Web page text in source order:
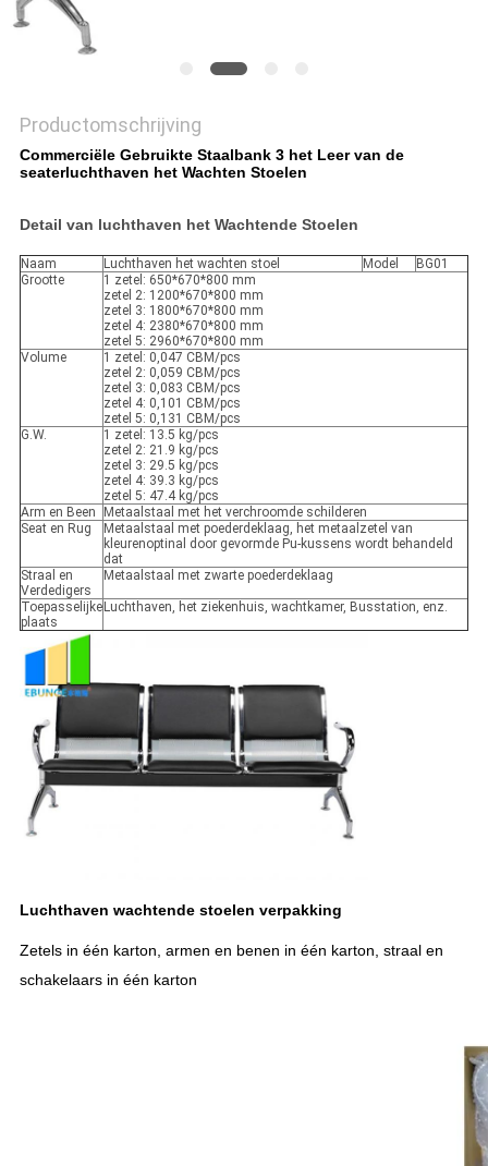
Productomschrijving
Commerciële Gebruikte Staalbank 3 het Leer van de
seaterluchthaven het Wachten Stoelen
Detail van luchthaven het Wachtende Stoelen
Naam Luchthaven het wachten stoel Model
BG01
Grootte
1 zetel: 650*670*800 mm
zetel 2: 1200*670*800 mm
zetel 3: 1800*670*800 mm
zetel 4: 2380*670*800 mm
zetel 5: 2960*670*800 mm
Volume
1 zetel: 0,047 CBM/pcs
zetel 2: 0,059 CBM/pcs
zetel 3: 0,083 CBM/pcs
zetel 4: 0,101 CBM/pcs
zetel 5: 0,131 CBM/pcs
G.W.
1 zetel: 13.5 kg/pcs
zetel 2: 21.9 kg/pcs
zetel 3: 29.5 kg/pcs
zetel 4: 39.3 kg/pcs
zetel 5: 47.4 kg/pcs
Arm en Been
Metaalstaal met het verchroomde schilderen
Seat en Rug
Metaalstaal met poederdeklaag, het metaalzetel van
kleurenoptinal door gevormde Pu-kussens wordt behandeld
dat
Straal en
Verdedigers
Metaalstaal met zwarte poederdeklaag
Toepasselijke
plaats
Luchthaven, het ziekenhuis, wachtkamer, Busstation, enz.
Luchthaven wachtende stoelen verpakking
Zetels in één karton, armen en benen in één karton, straal en
schakelaars in één karton